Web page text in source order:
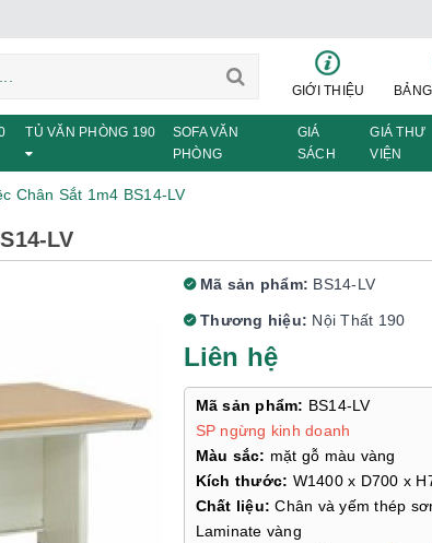
GIỚI THIỆU
TỦ VĂN PHÒNG 190
SOFA VĂN
PHÒNG
GIÁ
SÁCH
GIÁ THƯ
VIỆN
Chân Sắt 1m4 BS14-LV
LV
Mã sản phẩm: BS14-LV
Thương hiệu: Nội Thất 190
Liên hệ
Mã sản phẩm: BS14-LV
SP ngừng kinh doanh
Màu sắc: mặt gỗ màu vàng
Kích thước: W1400 x D700 x
Chất liệu: Chân và yếm thép
Laminate vàng